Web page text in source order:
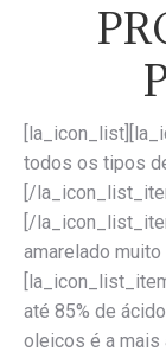
todos os tipos
[/
[/
amarelado
até 85% de
oleicos é a mais